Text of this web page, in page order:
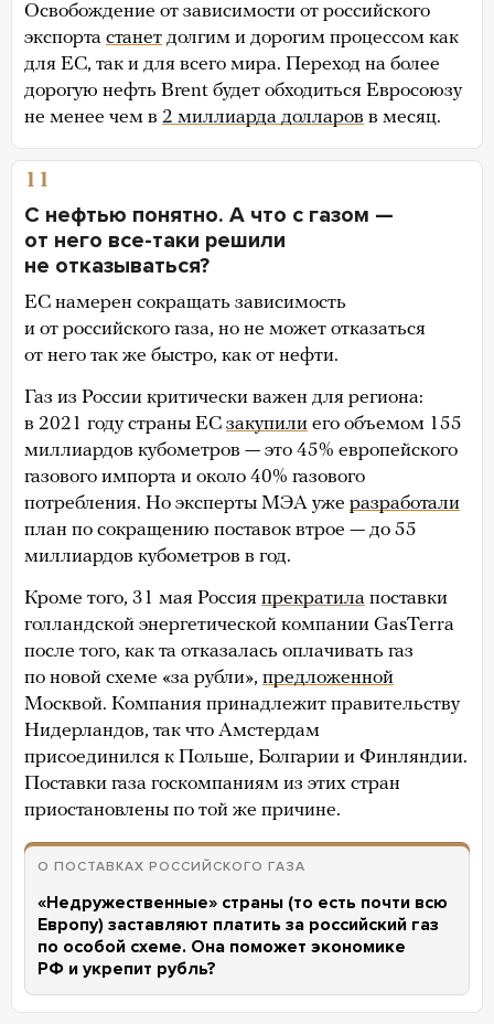
Освобождение от зависимости от российского
экспорта станет долгим и дорогим процессом как
для ЕС, так и для всего мира. Переход на более
дорогую нефть Brent будет обходиться Евросоюзу
не менее чем в 2 миллиарда долларов в месяц.
11
С нефтью понятно. А что с газом —
от него все-таки решили
не отказываться?
ЕС намерен сокращать зависимость
и от российского газа, но не может отказаться
от него так же быстро, как от нефти.
Газ из России критически важен для региона:
в 2021 году страны ЕС закупили его объемом 155
миллиардов кубометров — это 45% европейского
газового импорта и около 40% газового
потребления. Но эксперты МЭА уже разработали
план по сокращению поставок втрое — до 55
миллиардов кубометров в год.
Кроме того, 31 мая Россия прекратила поставки
голландской энергетической компании GasTerra
после того, как та отказалась оплачивать газ
по новой схеме «за рубли», предложенной
Москвой. Компания принадлежит правительству
Нидерландов, так что Амстердам
присоединился к Польше, Болгарии и Финляндии.
Поставки газа госкомпаниям из этих стран
приостановлены по той же причине.
О ПОСТАВКАХ РОССИЙСКОГО ГАЗА
«Недружественные» страны (то есть почти всю
Европу) заставляют платить за российский газ
по особой схеме. Она поможет экономике
РФ и укрепит рубль?